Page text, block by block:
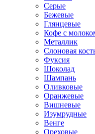
Серые
Бежевые
Глянцевые
Кофе с
Металлик
Слоновая
Фуксия
Шоколад
Шампань
Оливковые
Оранжевые
Вишневые
Изумрудные
Венге
Ореховые